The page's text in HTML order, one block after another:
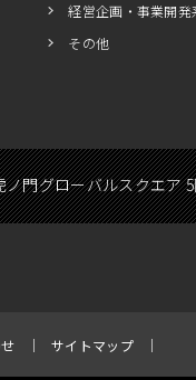
経営企画・事業開発
その他
門グローバルスクエア
サイトマップ